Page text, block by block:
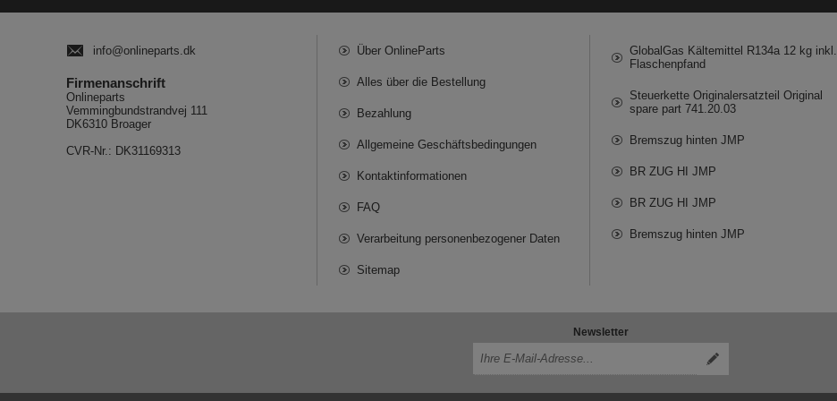
info@onlineparts.dk
Firmenanschrift
Onlineparts
Vemmingbundstrandvej 111
DK6310 Broager
CVR-Nr.: DK31169313
Über OnlineParts
Alles über die Bestellung
Bezahlung
Allgemeine Geschäftsbedingungen
Kontaktinformationen
FAQ
Verarbeitung personenbezogener Daten
Sitemap
GlobalGas Kältemittel R134a 12 kg inkl.
Flaschenpfand
Steuerkette Originalersatzteil Original
spare part 741.20.03
Bremszug hinten JMP
BR ZUG HI JMP
BR ZUG HI JMP
Bremszug hinten JMP
Newsletter